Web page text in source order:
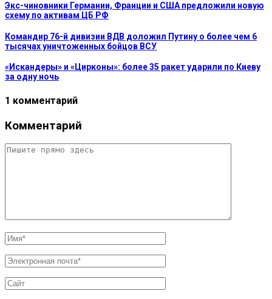
Экс-чиновники Германии, Франции и США предложили новую
схему по активам ЦБ РФ
Командир 76-й дивизии ВДВ доложил Путину о более чем 6
тысячах уничтоженных бойцов ВСУ
«Искандеры» и «Цирконы»: более 35 ракет ударили по Киеву
за одну ночь
1 комментарий
Комментарий